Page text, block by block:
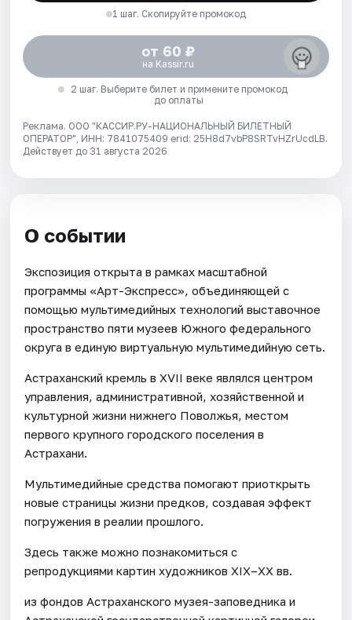
1 шаг. Скопируйте промокод
от 60 ₽
на Kassir.ru
2 шаг. Выберите билет и примените промокод
до оплаты
Реклама. ООО "КАССИР.РУ-НАЦИОНАЛЬНЫЙ БИЛЕТНЫЙ
ОПЕРАТОР", ИНН: 7841075409 erid: 25H8d7vbP8SRTvHZrUcdLB.
Действует до 31 августа 2026
О событии
Экспозиция открыта в рамках масштабной
программы «Арт-Экспресс», объединяющей с
помощью мультимедийных технологий выставочное
пространство пяти музеев Южного федерального
округа в единую виртуальную мультимедийную сеть.
Астраханский кремль в XVII веке являлся центром
управления, административной, хозяйственной и
культурной жизни нижнего Поволжья, местом
первого крупного городского поселения в
Астрахани.
Мультимедийные средства помогают приоткрыть
новые страницы жизни предков, создавая эффект
погружения в реалии прошлого.
Здесь также можно познакомиться с
репродукциями картин художников XIX–XX вв.
из фондов Астраханского музея-заповедника и